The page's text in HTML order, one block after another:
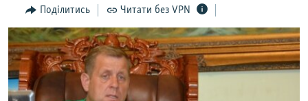
Перейти
до
пошуку
ПОГЛЯД
ІНТЕРВ'Ю
ВСЕ ЗА ДЕНЬ
СПЕЦПРОЕКТИ
Поділитись Читати без VPN